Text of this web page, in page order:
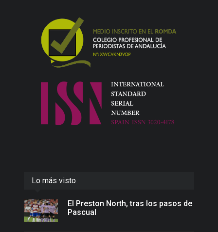
Lo más visto
El Preston North, tras los pasos de
Pascual